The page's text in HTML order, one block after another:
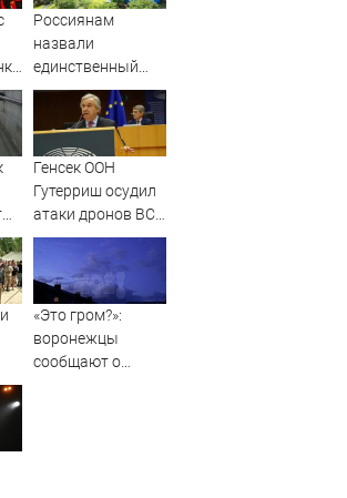
Россиянам
назвали
единственный
способ победить
белокрылку
Генсек ООН
Гутерриш осудил
атаки дронов ВСУ
на Россию
«Это гром?»:
воронежцы
сообщают о